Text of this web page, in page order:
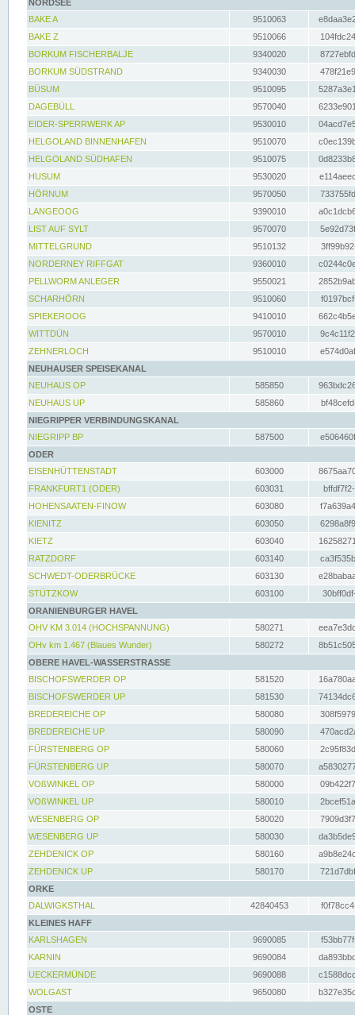
NORDSEE
BAKE A
9510063
BAKE Z
9510066
BORKUM FISCHERBALJE
9340020
BORKUM SÜDSTRAND
9340030
BÜSUM
9510095
DAGEBÜLL
9570040
EIDER-SPERRWERK AP
9530010
HELGOLAND BINNENHAFEN
9510070
HELGOLAND SÜDHAFEN
9510075
HUSUM
9530020
HÖRNUM
9570050
LANGEOOG
9390010
LIST AUF SYLT
9570070
MITTELGRUND
9510132
NORDERNEY RIFFGAT
9360010
PELLWORM ANLEGER
9550021
SCHARHÖRN
9510060
SPIEKEROOG
9410010
WITTDÜN
9570010
ZEHNERLOCH
9510010
NEUHAUSER SPEISEKANAL
NEUHAUS OP
585850
NEUHAUS UP
585860
NIEGRIPPER VERBINDUNGSKANAL
NIEGRIPP BP
587500
ODER
EISENHÜTTENSTADT
603000
FRANKFURT1 (ODER)
603031
HOHENSAATEN-FINOW
603080
KIENITZ
603050
KIETZ
603040
RATZDORF
603140
SCHWEDT-ODERBRÜCKE
603130
STÜTZKOW
603100
ORANIENBURGER HAVEL
OHV KM 3.014 (HOCHSPANNUNG)
580271
OHv km 1.467 (Blaues Wunder)
580272
OBERE HAVEL-WASSERSTRASSE
BISCHOFSWERDER OP
581520
BISCHOFSWERDER UP
581530
BREDEREICHE OP
580080
BREDEREICHE UP
580090
FÜRSTENBERG OP
580060
FÜRSTENBERG UP
580070
VOßWINKEL OP
580000
VOßWINKEL UP
580010
WESENBERG OP
580020
WESENBERG UP
580030
ZEHDENICK OP
580160
ZEHDENICK UP
580170
ORKE
DALWIGKSTHAL
42840453
KLEINES HAFF
KARLSHAGEN
9690085
KARNIN
9690084
UECKERMÜNDE
9690088
WOLGAST
9650080
OSTE